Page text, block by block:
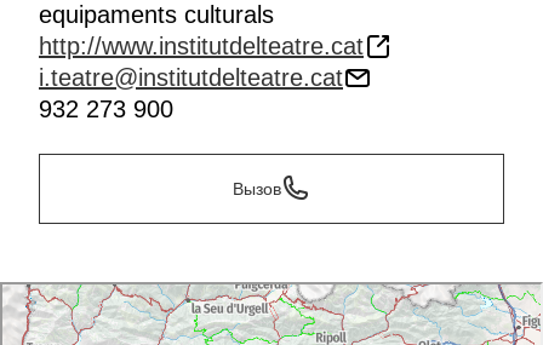
equipaments culturals
http://www.institutdelteatre.cat
i.teatre@institutdelteatre.cat
932 273 900
Вызов